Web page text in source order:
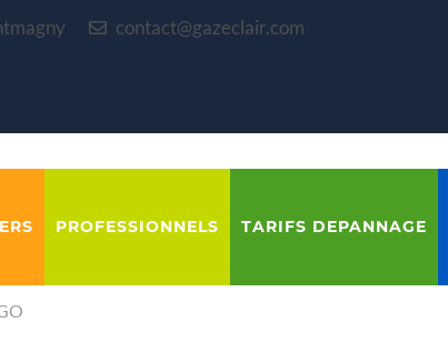
contact@gazeclair.com
PROFESSIONNELS TARIFS DEPANNAGE